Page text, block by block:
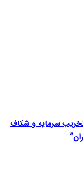
تخریب سرمایه و شکاف